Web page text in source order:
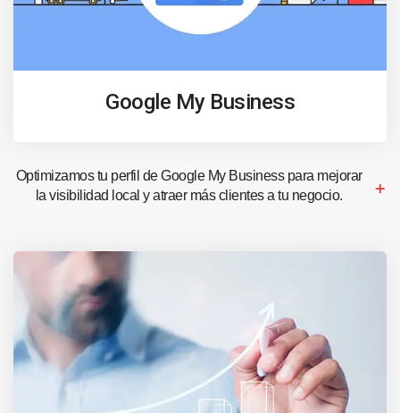
Google My Business
Optimizamos tu perfil de Google My Business para mejorar
la visibilidad local y atraer más clientes a tu negocio.